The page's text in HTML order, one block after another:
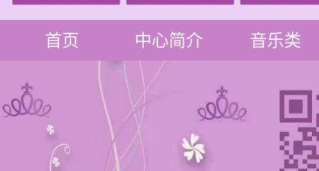
首页 中心简介 音乐类